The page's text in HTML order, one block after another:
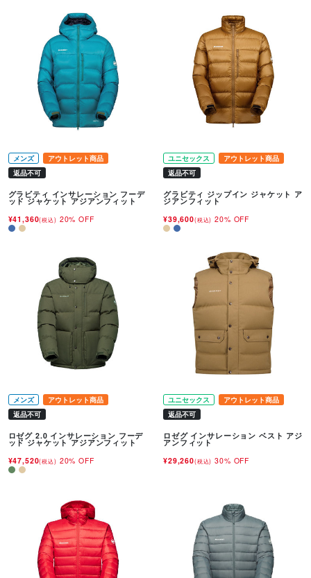
メンズ
アウトレット商品
返品不可
グラビティ インサレーション フーデ
ッド ジャケット アジアンフィット
¥41,360(税込) 20% OFF
ユニセックス
アウトレット商品
返品不可
グラビティ ジップイン ジャケット ア
ジアンフィット
¥39,600(税込) 20% OFF
メンズ
アウトレット商品
返品不可
ロゼグ 2.0 インサレーション フーデ
ッド ジャケット アジアンフィット
¥47,520(税込) 20% OFF
ユニセックス
アウトレット商品
返品不可
ロゼグ インサレーション ベスト アジ
アンフィット
¥29,260(税込) 30% OFF